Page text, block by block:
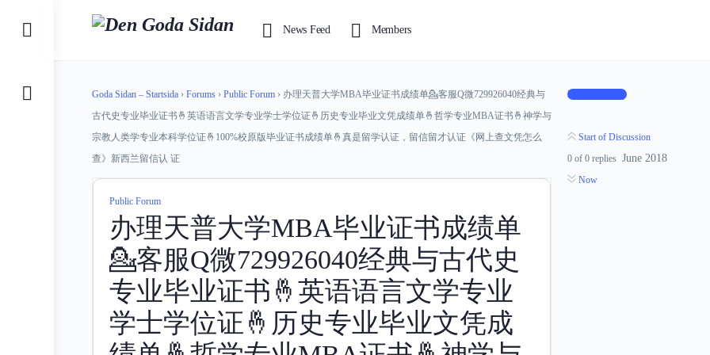
News Feed Members
Goda Sidan – Startsida › Forums › Public Forum › 办理天普大学MBA毕业证书成绩单💁客服Q微729926040经典与
古代史专业毕业证书🤞英语语言文学专业学士学位证🤞历史专业毕业文凭成绩单🤞哲学专业MBA证书🤞神学与
宗教人类学专业本科学位证🤞100%校原版毕业证书成绩单🤞真是留学认证，留信留才认证《网上查文凭怎么
查》新西兰留信认 证
Public Forum
办理天普大学MBA毕业证书成绩单
💁客服Q微729926040经典与古代史
专业毕业证书🤞英语语言文学专业
学士学位证🤞历史专业毕业文凭成
Log In to Reply
Start of Discussion
0 of 0 replies June 2018
Now